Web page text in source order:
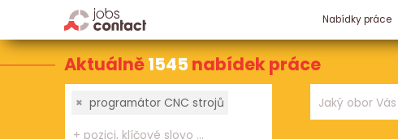
Nabídky práce
Aktuálně1545 nabídek práce
× programátor CNC strojů